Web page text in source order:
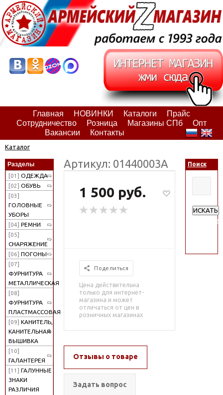
Главная НОВИНКИ Каталоги
Прайс
Сотрудничество
Розница Магазины СПб
Опт
Вакансии
Контакты
Каталог
Разделы
[01] ОДЕЖДА
[02] ОБУВЬ
[03]
ГОЛОВНЫЕ
УБОРЫ
[04] РЕМНИ
[05]
СНАРЯЖЕНИЕ
[06] ПОГОНЫ
[07]
ФУРНИТУРА
МЕТАЛЛИЧЕСКАЯ
[08]
ФУРНИТУРА
ПЛАСТМАССОВАЯ
[09] КАНИТЕЛЬ,
КАНИТЕЛЬНАЯ
ВЫШИВКА
[10]
ГАЛАНТЕРЕЯ
[11] ГАЛУННЫЕ
ЗНАКИ
РАЗЛИЧИЯ
Артикул: 01440003А
1 500 руб.
Поделиться
Цена действительна
только для интернет-
магазина и может
отличаться от цен в
розничных магазинах
Отзывы о товаре
Задать вопрос
Поиск
ИСКАТЬ